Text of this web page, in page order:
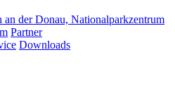
an der Donau, Nationalparkzentrum
Partner
Downloads